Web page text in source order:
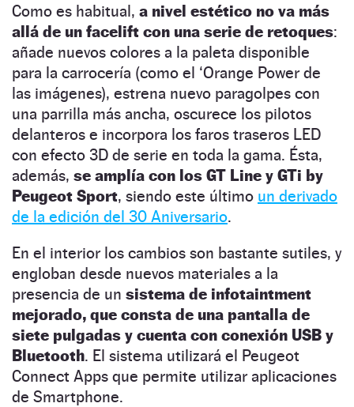
Como es habitual, a nivel estético no va más
allá de un facelift con una serie de retoques:
añade nuevos colores a la paleta disponible
para la carrocería (como el ‘Orange Power de
las imágenes), estrena nuevo paragolpes con
una parrilla más ancha, oscurece los pilotos
delanteros e incorpora los faros traseros LED
con efecto 3D de serie en toda la gama. Ésta,
además, se amplía con los GT Line y GTi by
Peugeot Sport, siendo este último un derivado
de la edición del 30 Aniversario.
En el interior los cambios son bastante sutiles, y
engloban desde nuevos materiales a la
presencia de un sistema de infotaintment
mejorado, que consta de una pantalla de
siete pulgadas y cuenta con conexión USB y
Bluetooth. El sistema utilizará el Peugeot
Connect Apps que permite utilizar aplicaciones
de Smartphone.